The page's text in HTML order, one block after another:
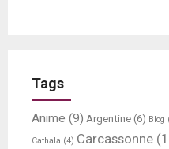
Tags
Anime (9) Argentine (6) Blog
Cathala (4) Carcassonne